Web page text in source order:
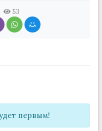
53
первым!